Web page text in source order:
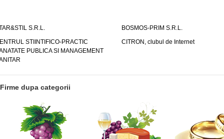
S.R.L.
BOSMOS-PRIM S.R.L.
STIINTIFICO-PRACTIC
PUBLICA SI MANAGEMENT
CITRON, clubul de Internet
Firme dupa categorii